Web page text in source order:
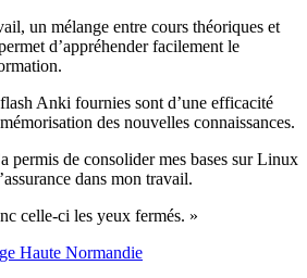
un mélange entre cours théoriques et
d’appréhender facilement le
Anki fournies sont d’une efficacité
des nouvelles connaissances.
permis de consolider mes bases sur Linux
dans mon travail.
celle-ci les yeux fermés. »
Haute Normandie